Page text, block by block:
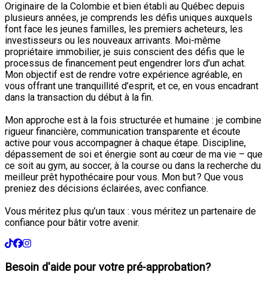
Originaire de la Colombie et bien établi au Québec depuis
plusieurs années, je comprends les défis uniques auxquels
font face les jeunes familles, les premiers acheteurs, les
investisseurs ou les nouveaux arrivants. Moi-même
propriétaire immobilier, je suis conscient des défis que le
processus de financement peut engendrer lors d’un achat.
Mon objectif est de rendre votre expérience agréable, en
vous offrant une tranquillité d’esprit, et ce, en vous encadrant
dans la transaction du début à la fin.
Mon approche est à la fois structurée et humaine : je combine
rigueur financière, communication transparente et écoute
active pour vous accompagner à chaque étape. Discipline,
dépassement de soi et énergie sont au cœur de ma vie – que
ce soit au gym, au soccer, à la course ou dans la recherche du
meilleur prêt hypothécaire pour vous. Mon but ? Que vous
preniez des décisions éclairées, avec confiance.
Vous méritez plus qu’un taux : vous méritez un partenaire de
confiance pour bâtir votre avenir.
Besoin d'aide pour votre pré-approbation?